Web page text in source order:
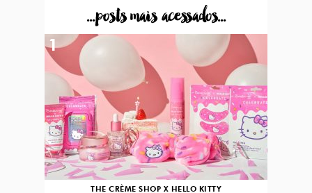
...posts mais acessados...
THE CRÈME SHOP X HELLO KITTY
1